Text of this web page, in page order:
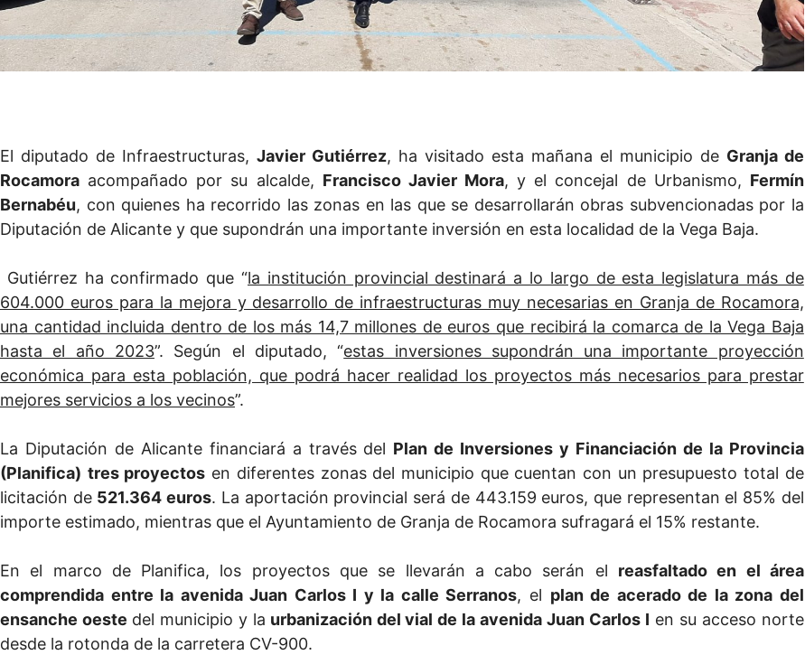
El diputado de Infraestructuras, Javier Gutiérrez, ha visitado esta mañana el municipio de Granja de
Rocamora acompañado por su alcalde, Francisco Javier Mora, y el concejal de Urbanismo, Fermín
Bernabéu, con quienes ha recorrido las zonas en las que se desarrollarán obras subvencionadas por la
Diputación de Alicante y que supondrán una importante inversión en esta localidad de la Vega Baja.
Gutiérrez ha confirmado que “la institución provincial destinará a lo largo de esta legislatura más de
604.000 euros para la mejora y desarrollo de infraestructuras muy necesarias en Granja de Rocamora,
una cantidad incluida dentro de los más 14,7 millones de euros que recibirá la comarca de la Vega Baja
hasta el año 2023”. Según el diputado, “estas inversiones supondrán una importante proyección
económica para esta población, que podrá hacer realidad los proyectos más necesarios para prestar
mejores servicios a los vecinos”.
La Diputación de Alicante financiará a través del Plan de Inversiones y Financiación de la Provincia
(Planifica) tres proyectos en diferentes zonas del municipio que cuentan con un presupuesto total de
licitación de 521.364 euros. La aportación provincial será de 443.159 euros, que representan el 85% del
importe estimado, mientras que el Ayuntamiento de Granja de Rocamora sufragará el 15% restante.
En el marco de Planifica, los proyectos que se llevarán a cabo serán el reasfaltado en el área
comprendida entre la avenida Juan Carlos I y la calle Serranos, el plan de acerado de la zona del
ensanche oeste del municipio y la urbanización del vial de la avenida Juan Carlos I en su acceso norte
desde la rotonda de la carretera CV-900.